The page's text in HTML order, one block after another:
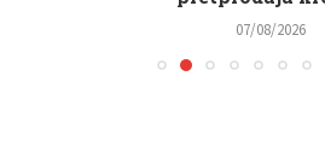
07/08/2026